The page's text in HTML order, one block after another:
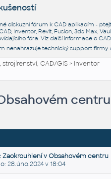
diskuzní fórum k CAD aplikacím -
Inventor, Revit, Fusion, 3ds Max,
fóra. Viz další informace o
nenahrazuje technický support firmy
CAD/GIS> Inventor
centru
Zaokrouhlení v Obsahovém centru
28.úno.2024 v 18:04